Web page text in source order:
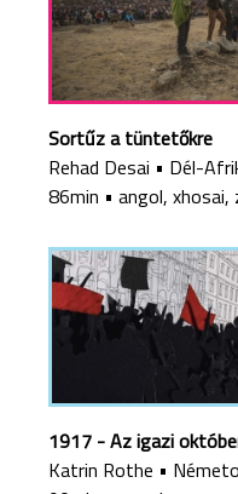
Sortűz a tüntetőkre
Rehad Desai • Dél-
86min • angol, xhosai,
1917 - Az igazi
Katrin Rothe •